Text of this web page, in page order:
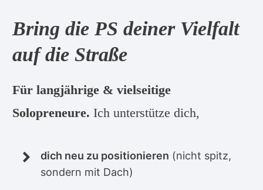
Bring die PS deiner Vielfalt
auf die Straße
Für langjährige & vielseitige
Solopreneure. Ich unterstütze dich,
dich neu zu positionieren (nicht spitz,
sondern mit Dach)